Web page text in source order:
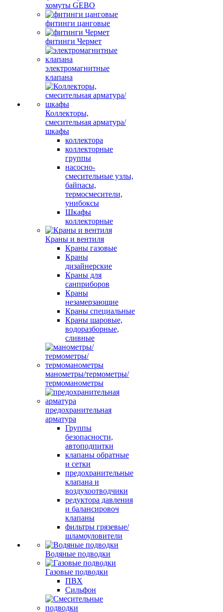
хомуты GEBO
фитинги цанговые
фитинги Чермет
электромагнитные
клапана
Коллекторы,
смесительная арматура/
шкафы
коллектора
коллекторные
группы
насосно-
смесительные узлы,
байпасы,
термосмесители,
унибоксы
Шкафы
коллекторные
Краны и вентиля
Краны газовые
Краны
дизайнерские
Краны для
санприборов
Краны
незамерзающие
Краны специальные
Краны шаровые,
водоразборные,
сливные
манометры/термометры/
термоманометры
предохранительная
арматура
Группы
безопасности,
автоподпитки
клапаны обратные
и сетки
предохранительные
клапана и
воздухоотводчики
редуктора давления
и балансировоч
клапаны
фильтры грязевые/
шламоуловители
Водяные подводки
Газовые подводки
ПВХ
Сильфон